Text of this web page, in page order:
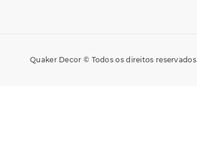
Quaker Decor © Todos os direitos reservados